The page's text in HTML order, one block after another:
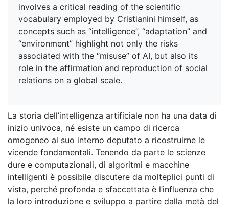
involves a critical reading of the scientific
vocabulary employed by Cristianini himself, as
concepts such as “intelligence”, “adaptation” and
“environment” highlight not only the risks
associated with the “misuse” of AI, but also its
role in the affirmation and reproduction of social
relations on a global scale.
La storia dell’intelligenza artificiale non ha una data di
inizio univoca, né esiste un campo di ricerca
omogeneo al suo interno deputato a ricostruirne le
vicende fondamentali. Tenendo da parte le scienze
dure e computazionali, di algoritmi e macchine
intelligenti è possibile discutere da molteplici punti di
vista, perché profonda e sfaccettata è l’influenza che
la loro introduzione e sviluppo a partire dalla metà del